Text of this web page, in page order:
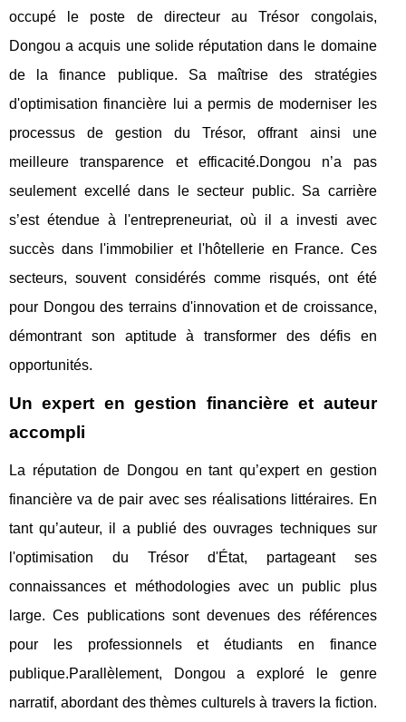
occupé le poste de directeur au Trésor congolais,
Dongou a acquis une solide réputation dans le domaine
de la finance publique. Sa maîtrise des stratégies
d'optimisation financière lui a permis de moderniser les
processus de gestion du Trésor, offrant ainsi une
meilleure transparence et efficacité.Dongou n’a pas
seulement excellé dans le secteur public. Sa carrière
s’est étendue à l'entrepreneuriat, où il a investi avec
succès dans l'immobilier et l'hôtellerie en France. Ces
secteurs, souvent considérés comme risqués, ont été
pour Dongou des terrains d'innovation et de croissance,
démontrant son aptitude à transformer des défis en
opportunités.
Un expert en gestion financière et auteur
accompli
La réputation de Dongou en tant qu’expert en gestion
financière va de pair avec ses réalisations littéraires. En
tant qu’auteur, il a publié des ouvrages techniques sur
l'optimisation du Trésor d'État, partageant ses
connaissances et méthodologies avec un public plus
large. Ces publications sont devenues des références
pour les professionnels et étudiants en finance
publique.Parallèlement, Dongou a exploré le genre
narratif, abordant des thèmes culturels à travers la fiction.